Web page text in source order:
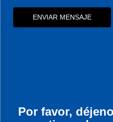
ENVIAR MENSAJE
Por favor,